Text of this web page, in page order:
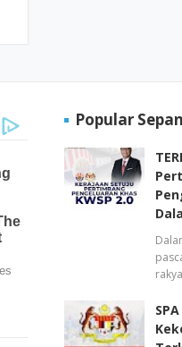
Popular